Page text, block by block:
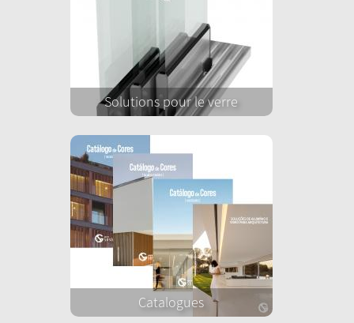
Solutions pour le verre
Catalogues